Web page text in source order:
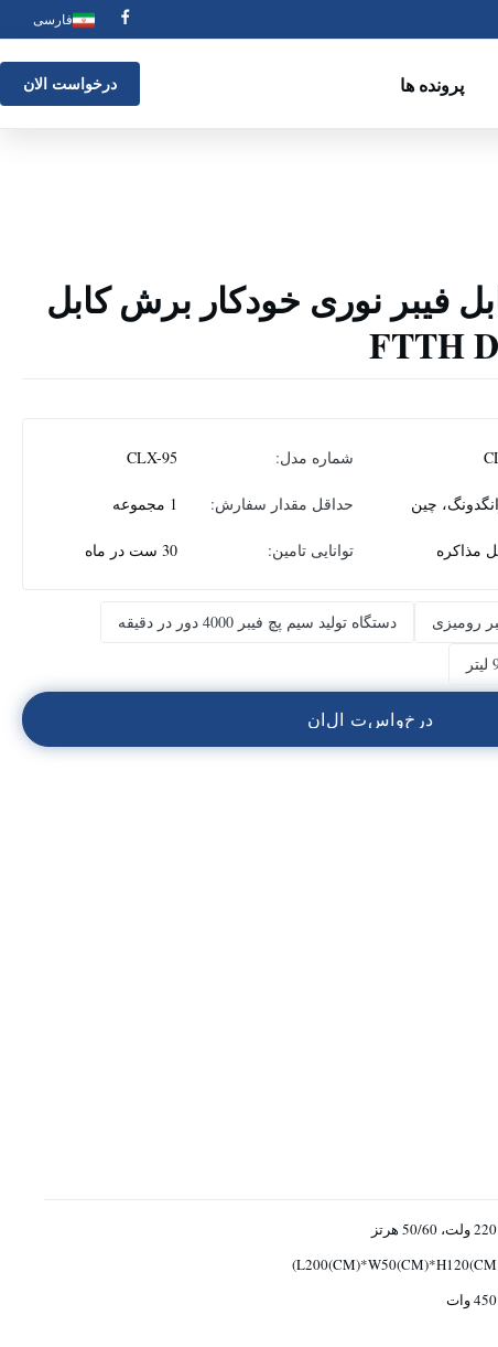
فارسی
پرونده ها درخواست الان
فیبر نوری خودکار برش کابل
شماره مدل: CLX-95
چین حداقل مقدار سفارش: 1 مجموعه
مذاکره توانایی تامین: 30 ست در ماه
رومیزی
دستگاه تولید سیم پچ فیبر 4000 دور در دقیقه
در خواست الان
220 ولت، 50/60 هرتز
L200(CM)*W50(CM)*H120(CM)
450 وات